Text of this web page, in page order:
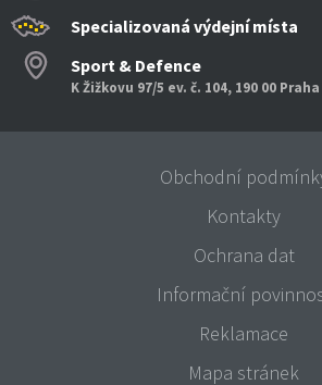
Specializovaná výdejní místa
Sport & Defence
K Žižkovu 97/5 ev. č. 104, 190 00
Obchodní
Kontakty
Ochrana dat
Informační
Reklamace
Mapa stránek